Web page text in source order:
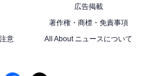
広告掲載
著作権・商標・免責事項
意
All About ニュースについて